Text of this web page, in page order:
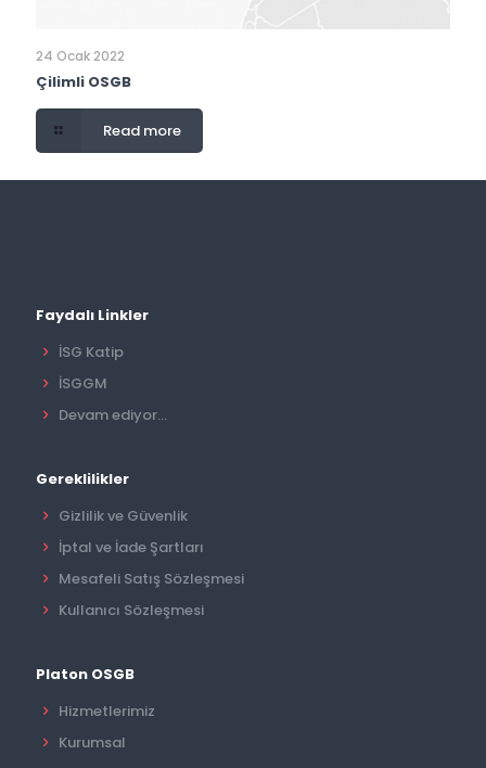
24 Ocak 2022
Çilimli OSGB
Read more
Faydalı Linkler
İSG Katip
İSGGM
Devam ediyor...
Gereklilikler
Gizlilik ve Güvenlik
İptal ve İade Şartları
Mesafeli Satış Sözleşmesi
Kullanıcı Sözleşmesi
Platon OSGB
Hizmetlerimiz
Kurumsal